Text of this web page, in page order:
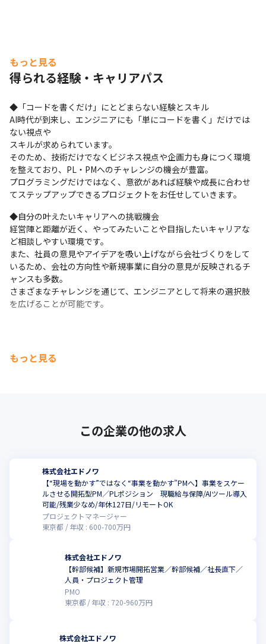
もっと見る
得られる経験・キャリアパス
◆「コードを書くだけ」にとどまらない経験とスキル
AI時代が到来し、エンジニアにも「単にコードを書く」だけでは
ない視点や
スキルが求められています。
そのため、技術だけでなくビジネス視点や企画力も身につく環境
を整えており、PL・PMへのチャレンジの機会が豊富。
プログラミングだけではなく、意欲があれば経験や成長に合わせ
てステップアップできるプロジェクトをお任せしていきます。
◆自分の叶えたいキャリアへの挑戦機会
経営陣と距離が近く、やってみたいことや目指したいキャリアな
ど相談しやすい環境です。
また、社員の意見やアイデアを吸い上げながら会社づくりをして
いるため、会社の方向性や新規事業に自分の意見が反映されるチ
ャンスも多数。
さまざまなチャレンジを通じて、エンジニアとして将来の選択肢
を広げることが可能です。
もっと見る
この企業の他の求人
株式会社エドノワ
【“現場を動かす”ではなく“事業を動かす”PMへ】事業をスケー
ルさせる開拓型PM／PLポジション 現職給与保障/AIツール導入
可能/残業少なめ/年休127日/リモートOK
プロジェクトマネージャー
東京都
年収 : 600-700万円
株式会社エドノワ
【幹部候補】新規市場開拓営業／幹部候補／社長直下／
人員・プロジェクト管理
PMO
東京都
年収 : 720-960万円
株式会社エドノワ